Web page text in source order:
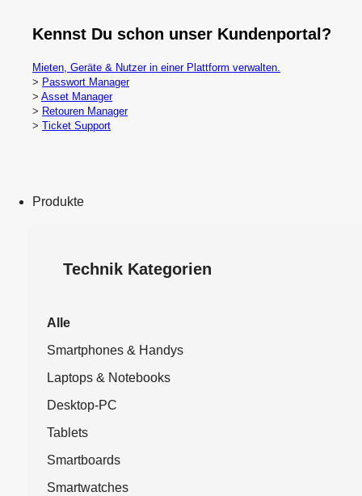
Kennst Du schon unser Kundenportal?
Mieten, Geräte & Nutzer in einer Plattform verwalten.
> Passwort Manager
> Asset Manager
> Retouren Manager
> Ticket Support
Produkte
Technik Kategorien
Alle
Smartphones & Handys
Laptops & Notebooks
Desktop-PC
Tablets
Smartboards
Smartwatches